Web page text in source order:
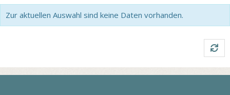
Zur aktuellen Auswahl sind keine Daten vorhanden.